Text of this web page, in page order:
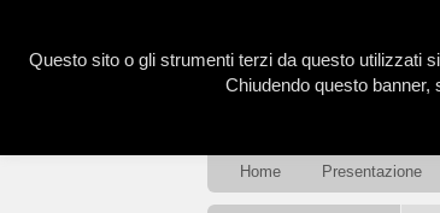
Home Presentazione
Questo sito o gli strumenti terzi da questo utilizzati
Chiudendo questo banner,